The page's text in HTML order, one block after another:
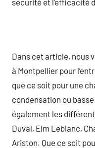
Dans cet article, nous
à Montpellier pour
que ce soit pour une
condensation ou
également les
Duval, Elm Leblanc,
Ariston. Que ce soit